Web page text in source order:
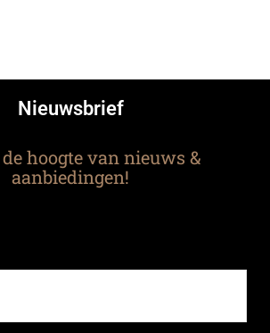
Nieuwsbrief
hoogte van nieuws &
aanbiedingen!